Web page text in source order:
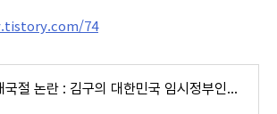
74
개국절 논란 : 김구의 대한민국 임시정부인가? 이승만의 남한 단독 대한민국 정부인가?